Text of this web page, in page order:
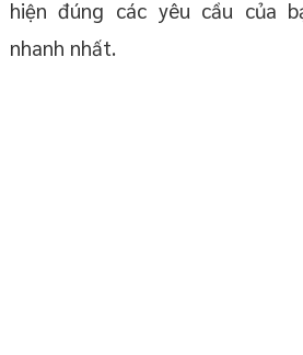
hiện đúng các yêu cầu của
nhanh nhất.